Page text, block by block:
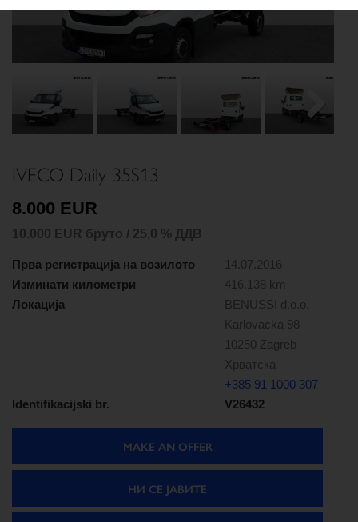
IVECO Daily 35S13
8.000 EUR
10.000 EUR бруто / 25,0 % ДДВ
Прва регистрација на возилото
14.07.2016
Изминати километри
416.138 km
Локација
BENUSSI d.o.o.
Karlovacka 98
10250 Zagreb
Хрватска
+385 91 1000 307
Identifikacijski br.
V26432
MAKE AN OFFER
НИ СЕ ЈАВИТЕ